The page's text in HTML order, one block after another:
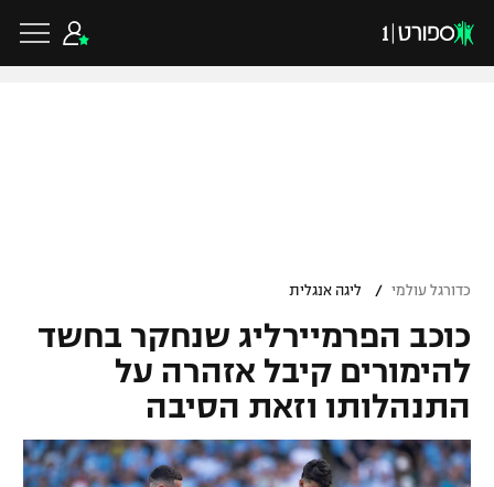
גביע הטוטו
ליגיונרים
גביע המדינה
ליגת האלופות
ליגה אירופית
ליגה אנגלית
כדורסל ישראלי
ליגת ווינר סל
ליגה לאומית
כדורסל עולמי
NBA
כדורגל עולמי / ליגה אנגלית
כוכב הפרמיירליג שנחקר בחשד
להימורים קיבל אזהרה על
התנהלותו וזאת הסיבה